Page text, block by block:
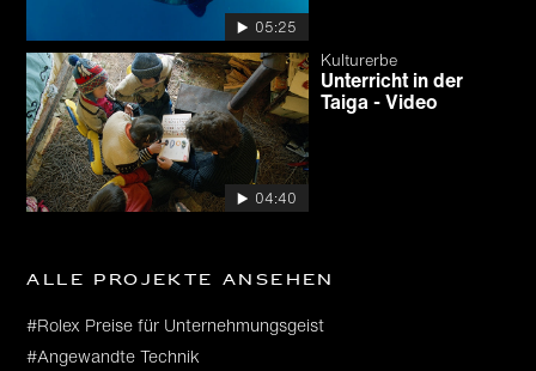
05:25
04:40
Kulturerbe
Unterricht in der
Taiga - Video
Alle Projekte ansehen
#Rolex Preise für Unternehmungsgeist
#Angewandte Technik